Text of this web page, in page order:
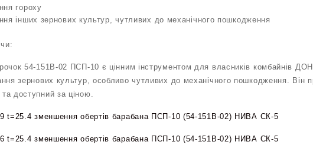
гороху
інших зернових культур, чутливих до механічного пошкодження
54-151В-02 ПСП-10 є цінним інструментом для власників комбайнів
зернових культур, особливо чутливих до механічного пошкодження. Він
доступний за ціною.
t=25.4 зменшення обертів барабана ПСП-10 (54-151В-02) НИВА СК-5
t=25.4 зменшення обертів барабана ПСП-10 (54-151В-02) НИВА СК-5